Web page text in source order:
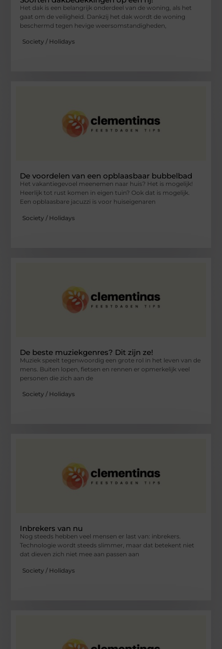
Het dak is een belangrijk onderdeel van de woning, als het
gaat om de veiligheid. Dankzij het dak wordt de woning
beschermd tegen hevige weersomstandigheden,
Society / Holidays
De voordelen van een opblaasbaar bubbelbad
Het vakantiegevoel meenemen naar huis? Het is mogelijk!
Heerlijk tot rust komen in eigen tuin? Ook dat is mogelijk.
Een opblaasbare jacuzzi is voor huiseigenaren
Society / Holidays
De beste muziekgenres? Dit zijn ze!
Muziek speelt tegenwoordig een grote rol in het leven van de
mens. Buiten lopen, fietsen en rennen er opmerkelijk veel
personen die zich aan de
Society / Holidays
Inbrekers van nu
Nog steeds hebben veel mensen er last van: inbrekers.
Technologie wordt steeds slimmer, maar dat betekent niet
dat dieven zich niet mee aan passen aan
Society / Holidays